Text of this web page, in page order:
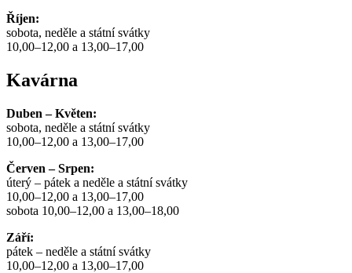
Říjen:
sobota, neděle a státní svátky
10,00–12,00 a 13,00–17,00
Kavárna
Duben – Květen:
sobota, neděle a státní svátky
10,00–12,00 a 13,00–17,00
Červen – Srpen:
úterý – pátek a neděle a státní svátky
10,00–12,00 a 13,00–17,00
sobota 10,00–12,00 a 13,00–18,00
Září:
pátek – neděle a státní svátky
10,00–12,00 a 13,00–17,00